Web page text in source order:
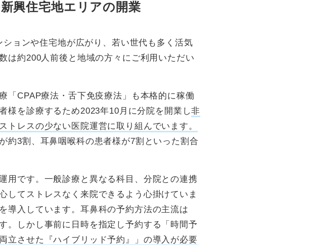
興住宅地エリアの開業
ョンや住宅地が広がり、若い世代も多く活気
は約200人前後と地域の方々にご利用いただい
「CPAP療法・舌下免疫療法」も本格的に稼働
様を診療するため2023年10月に分院を開業し非
レスの少ない医院運営に取り組んでいます。
約3割、耳鼻咽喉科の患者様が7割といった割合
用です。一般診療と異なる科目、分院との連携
してストレスなく来院できるよう心掛けていま
導入しています。耳鼻科の予約方法の主流は
。しかし事前に日時を指定し予約する「時間予
立させた『ハイブリッド予約』」の導入が必要